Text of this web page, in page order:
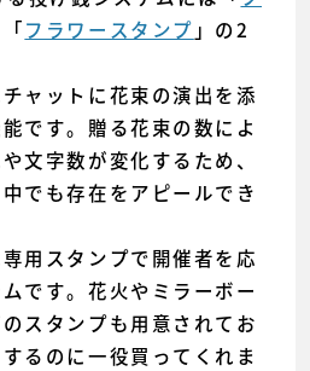
フラワースタンプ 」の2
ャットに花束の演出を添
です。贈る花束の数によ
文字数が変化するため、
でも存在をアピールでき
用スタンプで開催者を応
です。花火やミラーボー
スタンプも用意されてお
るのに一役買ってくれま